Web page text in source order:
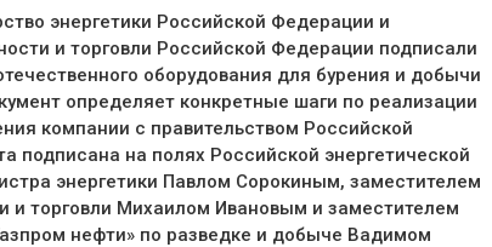
энергетики Российской Федерации и
и торговли Российской Федерации подписали
оборудования для бурения и добычи
определяет конкретные шаги по реализации
компании с правительством Российской
подписана на полях Российской энергетической
энергетики Павлом Сорокиным, заместителем
торговли Михаилом Ивановым и заместителем
нефти» по разведке и добыче Вадимом